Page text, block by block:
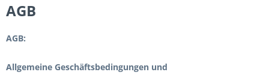
AGB
AGB:
Allgemeine Geschäftsbedingungen und